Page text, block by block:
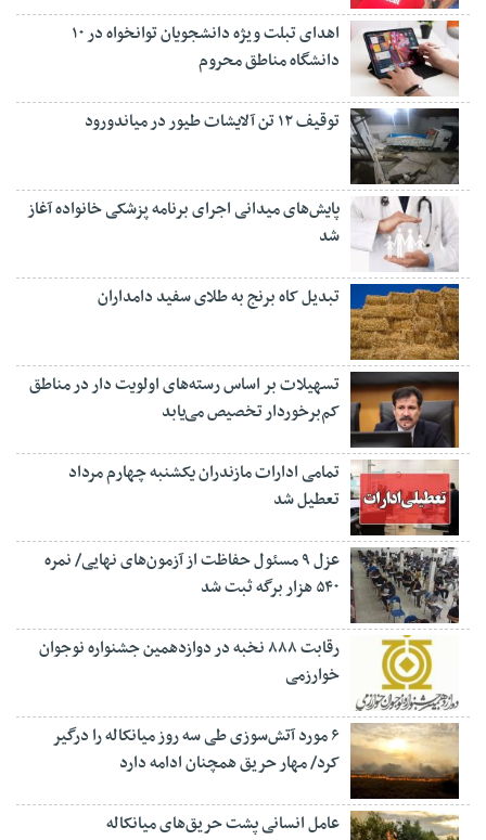
اهدای تبلت ویژه دانشجویان توانخواه در ۱۰
دانشگاه مناطق محروم
توقیف ۱۲ تن آلایشات طیور در میاندورود
پایش‌های میدانی اجرای برنامه پزشکی خانواده آغاز
شد
تبدیل کاه برنج به طلای سفید دامداران
تسهیلات بر اساس رسته‌های اولویت دار در مناطق
کم‌برخوردار تخصیص می‌یابد
تمامی ادارات مازندران یکشنبه چهارم مرداد
تعطیل شد
عزل ۹ مسئول حفاظت از آزمون‌های نهایی/ نمره
۵۴۰ هزار برگه ثبت شد
رقابت ۸۸۸ نخبه در دوازدهمین جشنواره نوجوان
خوارزمی
۶ مورد آتش‌سوزی طی سه روز میانکاله را درگیر
کرد/ مهار حریق همچنان ادامه دارد
عامل انسانی پشت حریق‌های میانکاله